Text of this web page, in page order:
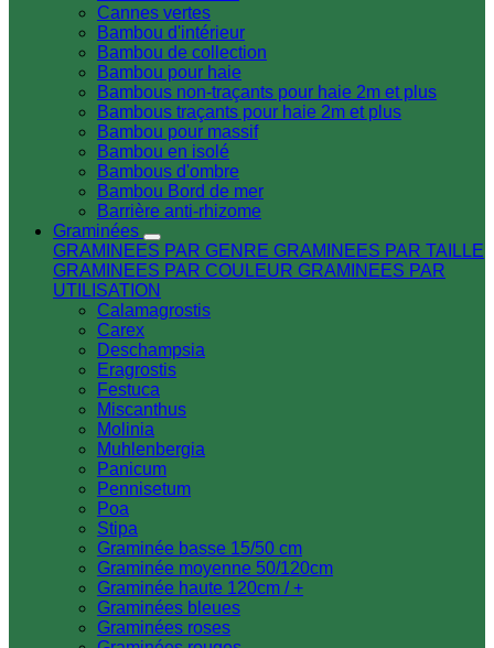
Cannes vertes
Bambou d'intérieur
Bambou de collection
Bambou pour haie
Bambous non-traçants pour haie 2m et plus
Bambous traçants pour haie 2m et plus
Bambou pour massif
Bambou en isolé
Bambous d'ombre
Bambou Bord de mer
Barrière anti-rhizome
Graminées
GRAMINEES PAR GENRE GRAMINEES PAR TAILLE
GRAMINEES PAR COULEUR GRAMINEES PAR
UTILISATION
Calamagrostis
Carex
Deschampsia
Eragrostis
Festuca
Miscanthus
Molinia
Muhlenbergia
Panicum
Pennisetum
Poa
Stipa
Graminée basse 15/50 cm
Graminée moyenne 50/120cm
Graminée haute 120cm / +
Graminées bleues
Graminées roses